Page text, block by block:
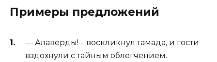
Примеры предложений
— Алаверды! – воскликнул тамада, и гости
вздохнули с тайным облегчением.